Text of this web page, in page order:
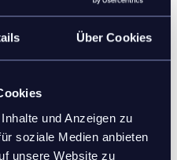
Über Cookies
und Anzeigen zu
soziale Medien anbieten
unsere Website zu
Evaluate bietet
Feedback-Schleife.
Marken einen iterativen
Anreicherung bis